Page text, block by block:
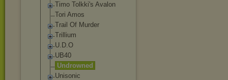
Timo Tolkki's Avalon
Tori Amos
Trail Of Murder
Trillium
U.D.O
UB40
Undrowned
Unisonic